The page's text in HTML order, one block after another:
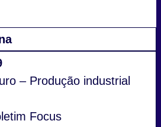
– Produção industrial
Focus